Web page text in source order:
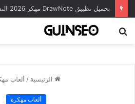
الرئيسية / ألعاب
ألعاب مهكرة